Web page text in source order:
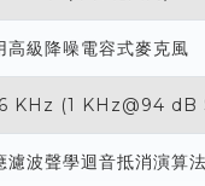
高級降噪電容式麥克風
KHz (1 KHz@94 dB
濾波聲學迴音抵消演算法